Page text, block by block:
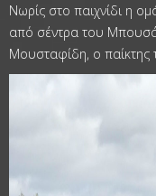
Νωρίς στο παιχνίδι η
από σέντρα του
Μουσταφίδη, ο παίκτης